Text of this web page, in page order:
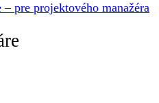
pre projektového manažéra